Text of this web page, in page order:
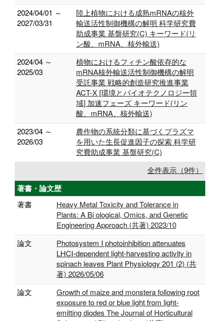
2024/04/01 ～
2027/03/31
陸上植物における成熟mRNAの核外
輸送活性制御機構の解明 科学研究費
助成事業 基盤研究(C) キーワード(リ
ン酸、mRNA、核外輸送)
2024/04 ～
2025/03
植物におけるフィチン酸依存的な
mRNA核外輸送活性制御機構の解明
受託事業 戦略的創造研究推進事業
ACT-X [環境とバイオテクノロジー領
域] 加速フェーズ キーワード(リン
酸、mRNA、核外輸送)
2023/04 ～
2026/03
農作物の系統分類に基づくプラズマ
を用いた生長促進因子の探索 科学研
究費助成事業 基盤研究(C)
全件表示（9件）
著書・論文歴
著書
Heavy Metal Toxicity and Tolerance in
Plants: A Bi ological, Omics, and Genetic
Engineering Approach (共著) 2023/10
論文
Photosystem I photoinhibition attenuates
LHCI-dependent light-harvesting activity in
spinach leaves Plant Physiology 201 (2) (共
著) 2026/05/06
論文
Growth of maize and monstera following root
exposure to red or blue light from light-
emitting diodes The Journal of Horticultural